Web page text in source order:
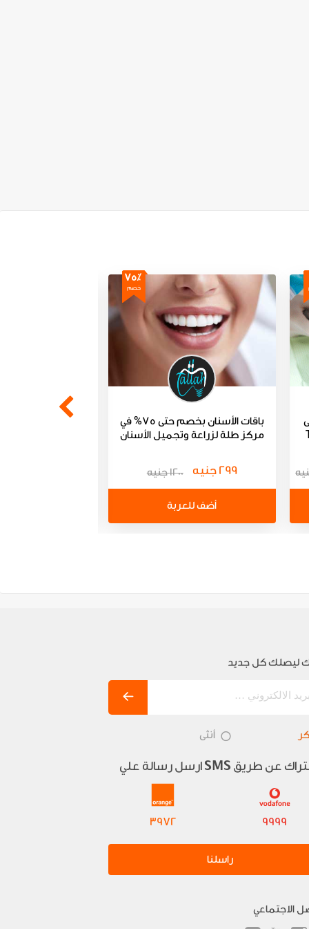
75٪
خصم
باقات الأسنان بخصم حتى 75% في
مركز طلة لزراعة وتجميل الأسنان
299 جنيه 1200 جنيه
أضف للعربة
باقات تنظيف
ليصلك كل جديد
أنثى
عن طريق SMS ارسل رسالة علي
9999
3972
راسلنا
الاجتماعي